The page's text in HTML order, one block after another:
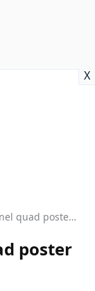
X
Il Vesuvio erutta nel quad poster inglese di Pompei
poster